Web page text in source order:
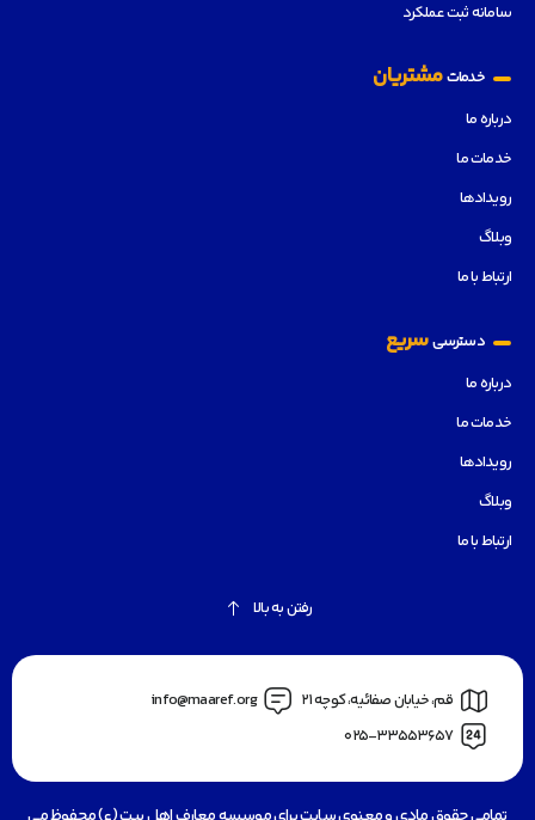
سامانه ثبت عملکرد
خدماتمشتریان
درباره ما
خدمات ما
رویدادها
وبلاگ
ارتباط با ما
دسترسیسریع
درباره ما
خدمات ما
رویدادها
وبلاگ
ارتباط با ما
رفتن به بالا
قم، خیابان صفائیه، کوچه 21
info@maaref.org
025-33553657